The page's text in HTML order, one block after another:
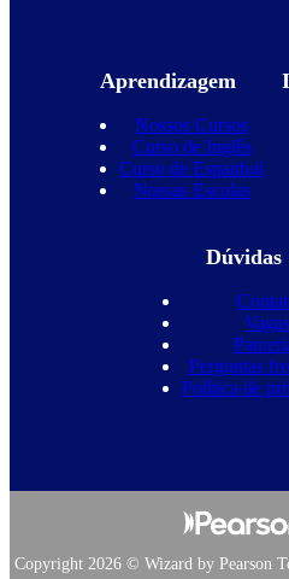
Aprendizagem
Nossos Cursos
Curso de Inglês
Curso de Espanhol
Nossas Escolas
Dúvidas
Vagas
Perguntas
Política de
Copyright 2026 © Wizard by Pearson